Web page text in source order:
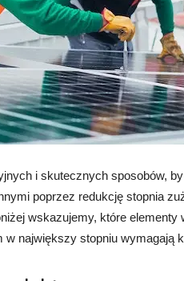
i skutecznych sposobów,
poprzez redukcję stopnia
wskazujemy, które elementy
w największy stopniu wymagają